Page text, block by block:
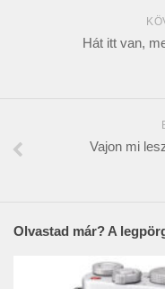
Hát itt van,
Vajon mi
Olvastad már? A